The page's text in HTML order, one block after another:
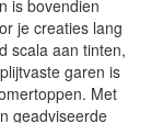
is bovendien
je creaties lang
scala aan tinten,
garen is
Met
geadviseerde